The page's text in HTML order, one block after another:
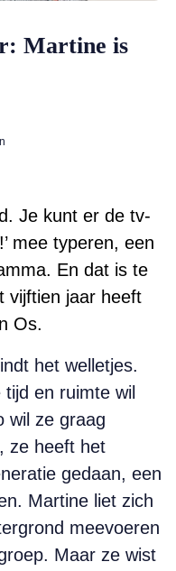
Martine is
Je kunt er de tv-
mee typeren, een
En dat is te
vijftien jaar heeft
Os.
het welletjes.
en ruimte wil
wil ze graag
ze heeft het
gedaan, een
Martine liet zich
meevoeren
Maar ze wist